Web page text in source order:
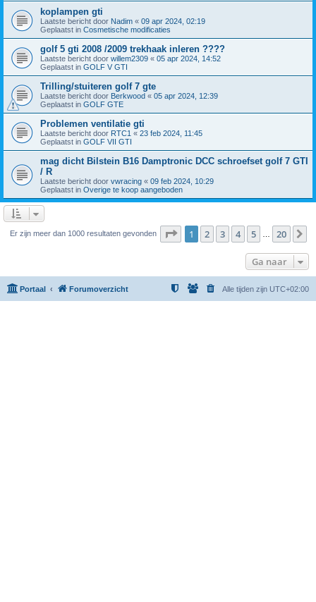
koplampen gti
Laatste bericht door Nadim « 09 apr 2024, 02:19
Geplaatst in Cosmetische modificaties
golf 5 gti 2008 /2009 trekhaak inleren ????
Laatste bericht door willem2309 « 05 apr 2024, 14:52
Geplaatst in GOLF V GTI
Trilling/stuiteren golf 7 gte
Laatste bericht door Berkwood « 05 apr 2024, 12:39
Geplaatst in GOLF GTE
Problemen ventilatie gti
Laatste bericht door RTC1 « 23 feb 2024, 11:45
Geplaatst in GOLF VII GTI
mag dicht Bilstein B16 Damptronic DCC schroefset golf 7 GTI
/ R
Laatste bericht door vwracing « 09 feb 2024, 10:29
Geplaatst in Overige te koop aangeboden
Er zijn meer dan 1000 resultaten gevonden Pagina van 20
1 2 3 4 5 20
Ga naar
Portaal Forumoverzicht Alle tijden zijn UTC+02:00